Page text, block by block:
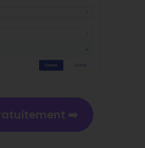
➡️